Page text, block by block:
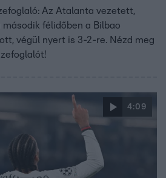
Az Atalanta vezetett,
félidőben a Bilbao
végül nyert is 3-2-re. Nézd meg
4:09